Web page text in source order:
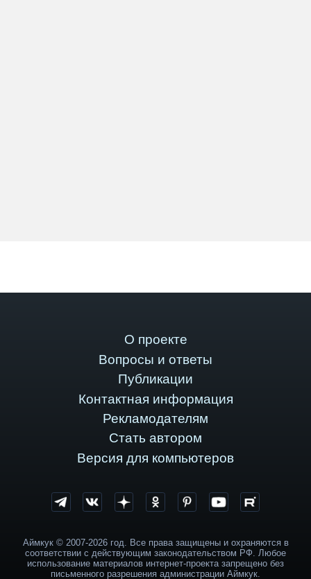
О проекте
Вопросы и ответы
Публикации
Контактная информация
Рекламодателям
Стать автором
Версия для компьютеров
Аймкук © 2007-2026 год. Все права защищены и охраняются в
соответствии с действующим законодательством РФ. Любое
использование материалов интернет-проекта запрещено без
письменного разрешения администрации Аймкук.